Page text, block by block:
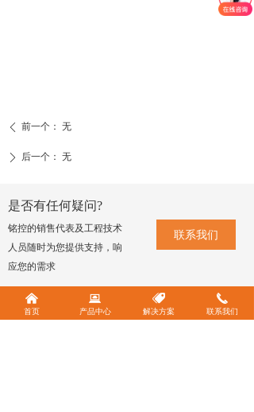
ꄴ 前一个： 无
ꄲ 后一个： 无
欢迎关注官方公众号
낀
首页
뀵
产品中心
뀄
解决方案
끅
联系我们
是否有任何疑问?
铭控的销售代表及工程技术
人员随时为您提供支持，响
应您的需求
联系我们